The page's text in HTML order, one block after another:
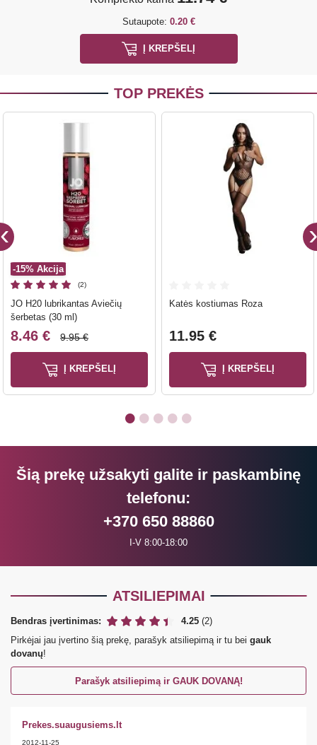
Sutaupote: 0.20 €
Į KREPŠELĮ
TOP PREKĖS
-15% Akcija
(2)
JO H20 lubrikantas Aviečių
šerbetas (30 ml)
8.46 € 9.95 €
Į KREPŠELĮ
Katės kostiumas Roza
11.95 €
Į KREPŠELĮ
Šią prekę užsakyti galite ir paskambinę
telefonu:
+370 650 88860
I-V 8:00-18:00
ATSILIEPIMAI
Bendras įvertinimas: 4.25 (2)
Pirkėjai jau įvertino šią prekę, parašyk atsiliepimą ir tu bei gauk
dovanų!
Parašyk atsiliepimą ir GAUK DOVANĄ!
Prekes.suaugusiems.lt
2012-11-25